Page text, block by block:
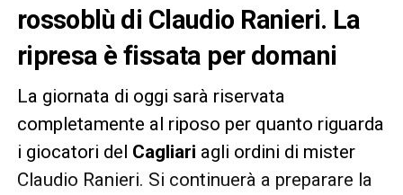
rossoblù di Claudio Ranieri. La
ripresa è fissata per domani
La giornata di oggi sarà riservata
completamente al riposo per quanto riguarda
i giocatori del Cagliari agli ordini di mister
Claudio Ranieri. Si continuerà a preparare la